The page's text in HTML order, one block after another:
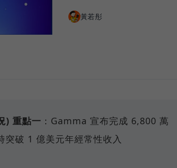
黃若彤
) 重點一 ：Gamma 宣布完成 6,800 萬
破 1 億美元年經常性收入